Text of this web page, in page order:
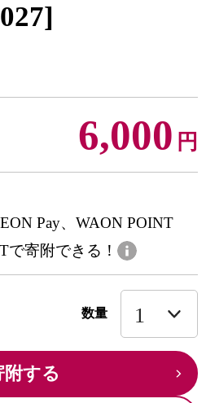
6,000 円
Pay、WAON POINT
で寄附できる！
数量
附する